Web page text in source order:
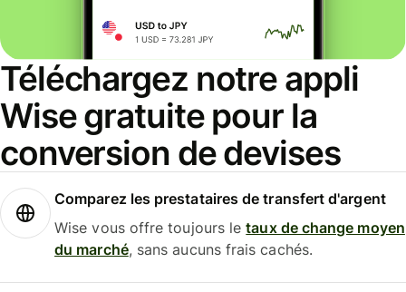
Téléchargez notre appli
Wise gratuite pour la
conversion de devises
Comparez les prestataires de transfert d'argent
Wise vous offre toujours letaux de change moyen
du marché, sans aucuns frais cachés.